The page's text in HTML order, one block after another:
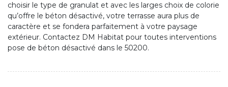
choisir le type de granulat et avec les larges choix de colorie
qu’offre le béton désactivé, votre terrasse aura plus de
caractère et se fondera parfaitement à votre paysage
extérieur. Contactez DM Habitat pour toutes interventions
pose de béton désactivé dans le 50200.